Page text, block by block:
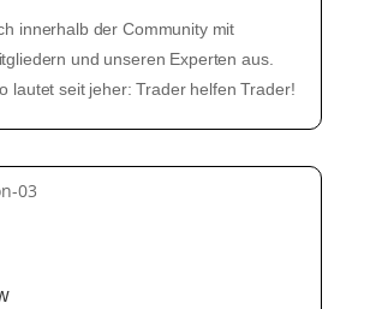
innerhalb der Community mit
und unseren Experten aus.
lautet seit jeher: Trader helfen Trader!